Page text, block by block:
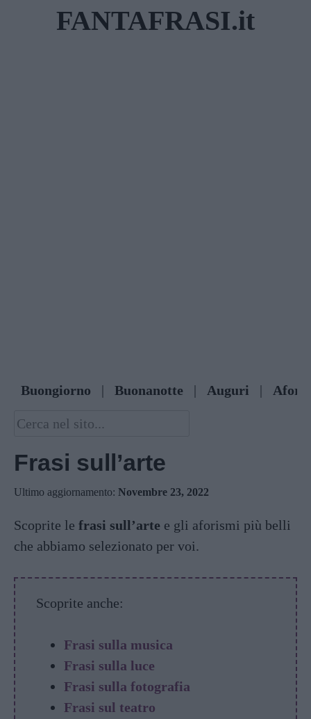
FANTAFRASI.it
Buongiorno | Buonanotte | Auguri |
Frasi sull’arte
Ultimo aggiornamento: Novembre 23, 2022
Scoprite le frasi sull’arte e gli aforismi più belli
che abbiamo selezionato per voi.
Scoprite anche:
Frasi sulla musica
Frasi sulla luce
Frasi sulla fotografia
Frasi sul teatro